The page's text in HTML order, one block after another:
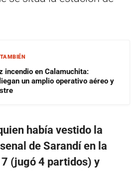
incendio en Calamuchita:
un amplio operativo aéreo y
había vestido la
de Sarandí en la
(jugó 4 partidos) y